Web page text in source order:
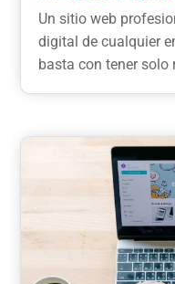
Un sitio web
digital de cualquier
basta con tener solo